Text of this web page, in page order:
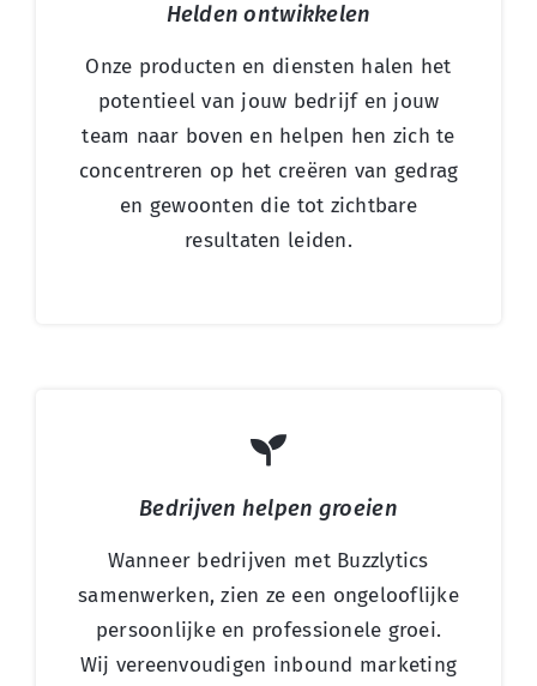
Helden ontwikkelen
Onze producten en diensten halen het
potentieel van jouw bedrijf en jouw
team naar boven en helpen hen zich te
concentreren op het creëren van gedrag
en gewoonten die tot zichtbare
resultaten leiden.
Bedrijven helpen groeien
Wanneer bedrijven met Buzzlytics
samenwerken, zien ze een ongelooflijke
persoonlijke en professionele groei.
Wij vereenvoudigen inbound marketing